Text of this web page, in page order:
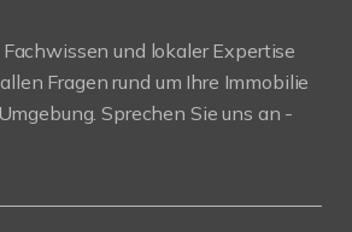
und lokaler Expertise
Fragen rund um Ihre Immobilie
Sprechen Sie uns an -